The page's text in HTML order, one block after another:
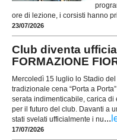
ore di lezione, i corsisti hanno
23/07/2026
Club diventa
FORMAZIONE
Mercoledì 15 luglio lo Stadio
tradizionale cena “Porta a
serata indimenticabile, carica
per il futuro del club. Davanti a
stati svelati ufficialmente i nu...
17/07/2026